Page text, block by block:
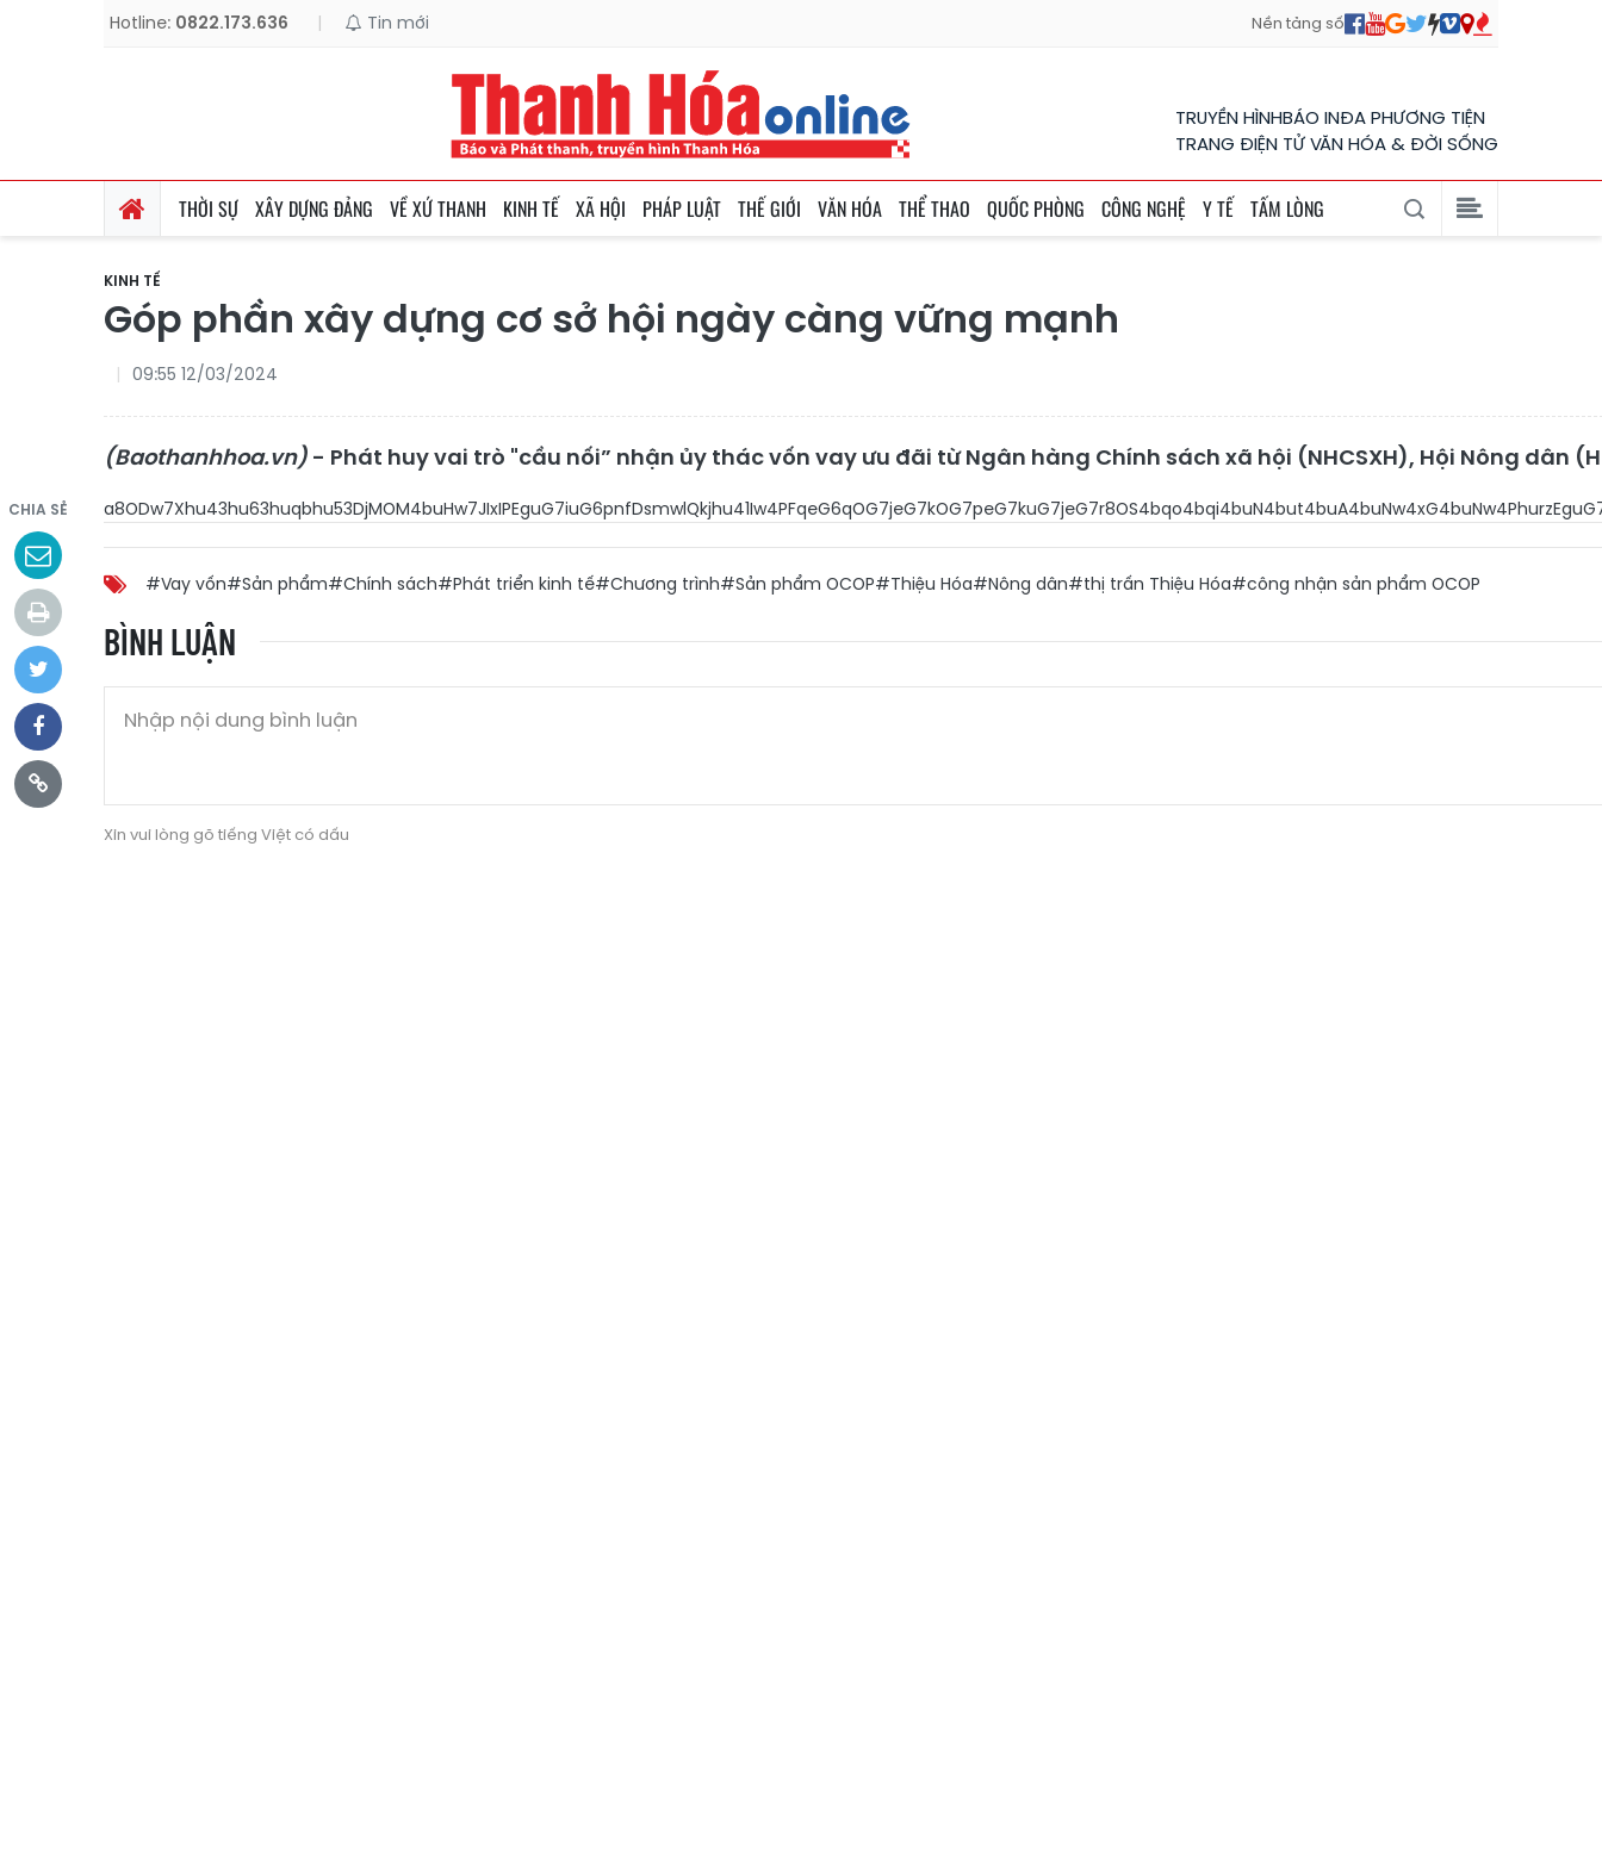
Hotline: 0822.173.636 | Tin mới Nền tảng số
TRUYỀN HÌNHBÁO INĐA PHƯƠNG TIỆN
TRANG ĐIỆN TỬ VĂN HÓA & ĐỜI SỐNG
THỜI SỰ XÂY DỰNG ĐẢNG VỀ XỨ THANH KINH TẾ XÃ HỘI PHÁP LUẬT THẾ GIỚI VĂN HÓA THỂ THAO QUỐC PHÒNG CÔNG NGHỆ Y TẾ TẤM LÒNG
KINH TẾ
Góp phần xây dựng cơ sở hội ngày càng vững mạnh
09:55 12/03/2024
(Baothanhhoa.vn) - Phát huy vai trò "cầu nối” nhận ủy thác vốn vay ưu đãi từ Ngân hàng Chính sách xã hội (NHCSXH), Hội Nông
CHIA SẺ
#Vay vốn#Sản phẩm#Chính sách#Phát triển kinh tế#Chương trình#Sản phẩm OCOP#Thiệu Hóa#Nông dân#thị trấn Thiệu Hóa#công nhận sản phẩm OCOP
BÌNH LUẬN
Xin vui lòng gõ tiếng Việt có dấu